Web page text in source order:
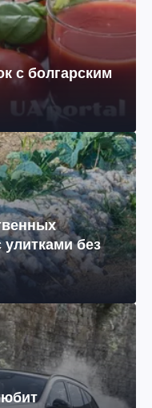
с болгарским
улитками без